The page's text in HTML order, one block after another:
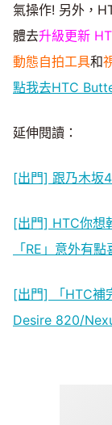
氣操作! 另外，
體去升級更新
動態自拍工具和
點我去HTC
延伸閱讀：
[出門] 跟乃木坂
[出門] HTC你想
「RE」意外有
[出門] 「HTC補
Desire 820/